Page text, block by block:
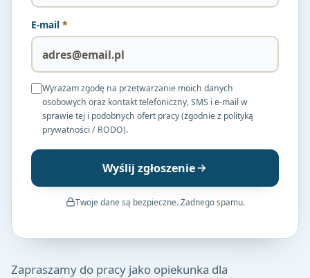
E-mail *
Wyrażam zgodę na przetwarzanie moich danych
osobowych oraz kontakt telefoniczny, SMS i e-mail w
sprawie tej i podobnych ofert pracy (zgodnie z polityką
prywatności / RODO).
Wyślij zgłoszenie
Twoje dane są bezpieczne. Żadnego spamu.
Zapraszamy do pracy jako opiekunka dla